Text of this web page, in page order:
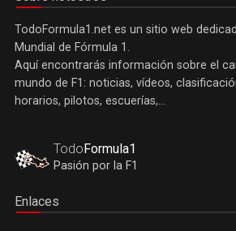
TodoFormula1.net es un sitio web
Mundial de Fórmula 1.
Aquí encontrarás información sobre el
mundo de F1: noticias, vídeos,
horarios, pilotos, escuerías,...
TodoFormula1
Pasión por la F1
Enlaces